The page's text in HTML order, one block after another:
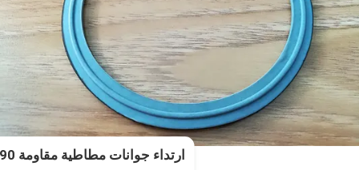
ارتداء جوانات مطاطية مقاومة 90 درجة للسيارات